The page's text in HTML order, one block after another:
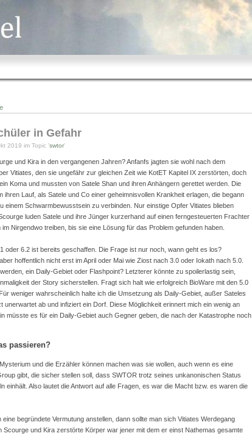
in Gefahr
2019 im Topic 'swtor'
und Kira in den vergangenen Jahren? Anfanfs jagten sie wohl nach dem
Vitiates, den sie ungefähr zur gleichen Zeit wie KotET Kapitel IX zerstörten, doch
Koma und mussten von Satele Shan und ihren Anhängern gerettet werden. Die
ihren Lauf, als Satele und Co einer geheimnisvollen Krankheit erlagen, die begann
einem Schwarmbewusstsein zu verbinden. Nur einstige Opfer Vitiates blieben
luden Satele und ihre Jünger kurzerhand auf einen ferngesteuerten Frachter
Nirgendwo treiben, bis sie eine Lösung für das Problem gefunden haben.
oder 6.2 ist bereits geschaffen. Die Frage ist nur noch, wann geht es los?
hoffentlich nicht erst im April oder Mai wie Ziost nach 3.0 oder Iokath nach 5.0.
ein Daily-Gebiet oder Flashpoint? Letzterer könnte zu spoilerlastig sein,
der Story sicherstellen. Fragt sich halt wie erfolgreich BioWare mit den 5.0
weniger wahrscheinlich halte ich die Umsetzung als Daily-Gebiet, außer Sateles
unerwartet ab und infiziert ein Dorf. Diese Möglichkeit erinnert mich ein wenig an
müsste es für ein Daily-Gebiet auch Gegner geben, die nach der Katastrophe noch
passieren?
und die Erzähler können machen was sie wollen, auch wenn es eine
gibt, die sicher stellen soll, dass SWTOR trotz seines unkanonischen Status
einhält. Also lautet die Antwort auf alle Fragen, es war die Macht bzw. es waren die
eine begründete Vermutung anstellen, dann sollte man sich Vitiates Werdegang
Scourge und Kira zerstörte Körper war jener mit dem er einst Nathemas gesamte